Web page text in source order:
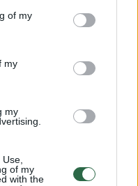
of my
my
my
of my
with the
sėkmės
„Barbė“,
„Berniukas ir